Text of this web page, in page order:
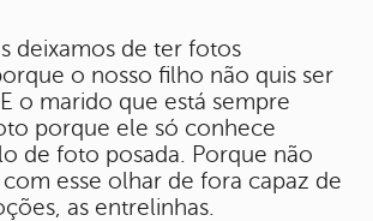
deixamos de ter fotos
o nosso filho não quis ser
o marido que está sempre
porque ele só conhece
de foto posada. Porque não
esse olhar de fora capaz de
as entrelinhas.